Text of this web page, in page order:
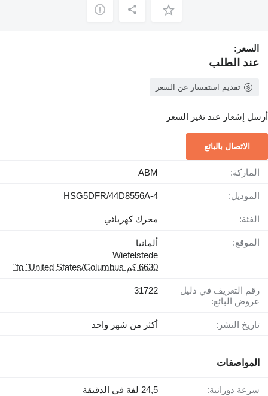
السعر:
عند الطلب
تقديم استفسار عن السعر
أرسل إشعار عند تغير السعر
الاتصال بالبائع
الماركة: ABM
الموديل: HSG5DFR/44D8556A-4
الفئة: محرك كهربائي
الموقع:
ألمانيا
Wiefelstede
6630 كم to "United States/Columbus"
رقم التعريف في دليل
عروض البائع:
31722
تاريخ النشر: أكثر من شهر واحد
المواصفات
سرعة دورانية: 24,5 لفة في الدقيقة